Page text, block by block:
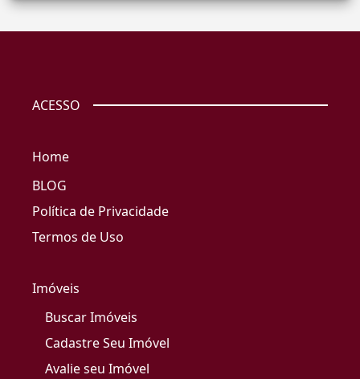
ACESSO
Home
BLOG
Política de Privacidade
Termos de Uso
Imóveis
Buscar Imóveis
Cadastre Seu Imóvel
Avalie seu Imóvel